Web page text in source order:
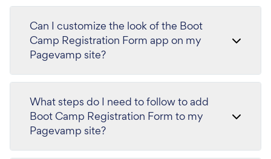
Can I customize the look of the Boot
Camp Registration Form app on my
Pagevamp site?
What steps do I need to follow to add
Boot Camp Registration Form to my
Pagevamp site?